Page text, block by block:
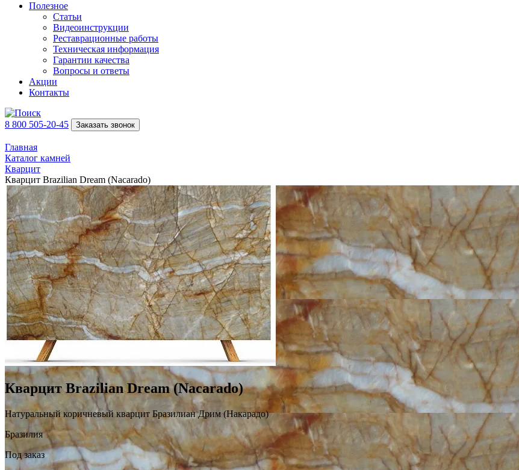
Полезное
Статьи
Видеоинструкции
Реставрационные работы
Техническая информация
Гарантии качества
Вопросы и ответы
Акции
Контакты
8 800 505-20-45 Заказать звонок
Главная
Каталог камней
Кварцит
Кварцит Brazilian Dream (Nacarado)
Кварцит Brazilian Dream (Nacarado)
Натуральный коричневый кварцит Бразилиан Дрим (Накарадо)
Бразилия
Под заказ